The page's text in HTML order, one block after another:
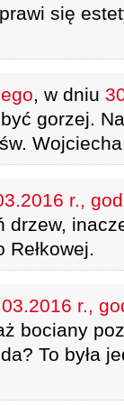
się
, w dniu
gorzej.
r.,
drzew,
r.,
bociany
To była